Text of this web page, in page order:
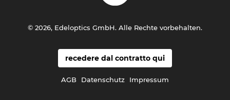
recedere dal contratto qui
AGB Datenschutz Impressum
© 2026, Edeloptics GmbH. Alle Rechte vorbehalten.